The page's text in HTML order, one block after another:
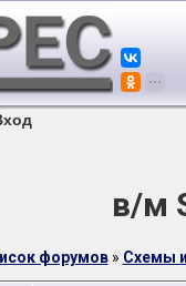
в/м
форумов» Схемы